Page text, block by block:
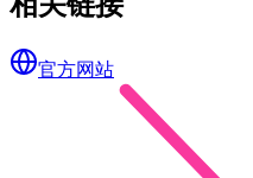
官方网站